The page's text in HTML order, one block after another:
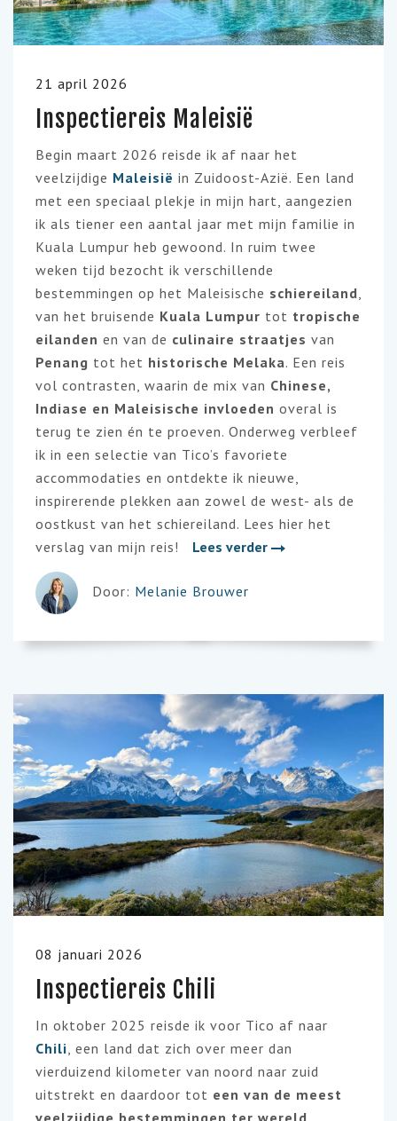
21 april 2026
Inspectiereis Maleisië
Begin maart 2026 reisde ik af naar het
veelzijdige Maleisië in Zuidoost-Azië. Een land
met een speciaal plekje in mijn hart, aangezien
ik als tiener een aantal jaar met mijn familie in
Kuala Lumpur heb gewoond. In ruim twee
weken tijd bezocht ik verschillende
bestemmingen op het Maleisische schiereiland,
van het bruisende Kuala Lumpur tot tropische
eilanden en van de culinaire straatjes van
Penang tot het historische Melaka. Een reis
vol contrasten, waarin de mix van Chinese,
Indiase en Maleisische invloeden overal is
terug te zien én te proeven. Onderweg verbleef
ik in een selectie van Tico’s favoriete
accommodaties en ontdekte ik nieuwe,
inspirerende plekken aan zowel de west- als de
oostkust van het schiereiland. Lees hier het
verslag van mijn reis!
Lees verder
Door: Melanie Brouwer
08 januari 2026
Inspectiereis Chili
In oktober 2025 reisde ik voor Tico af naar
Chili, een land dat zich over meer dan
vierduizend kilometer van noord naar zuid
uitstrekt en daardoor tot een van de meest
veelzijdige bestemmingen ter wereld